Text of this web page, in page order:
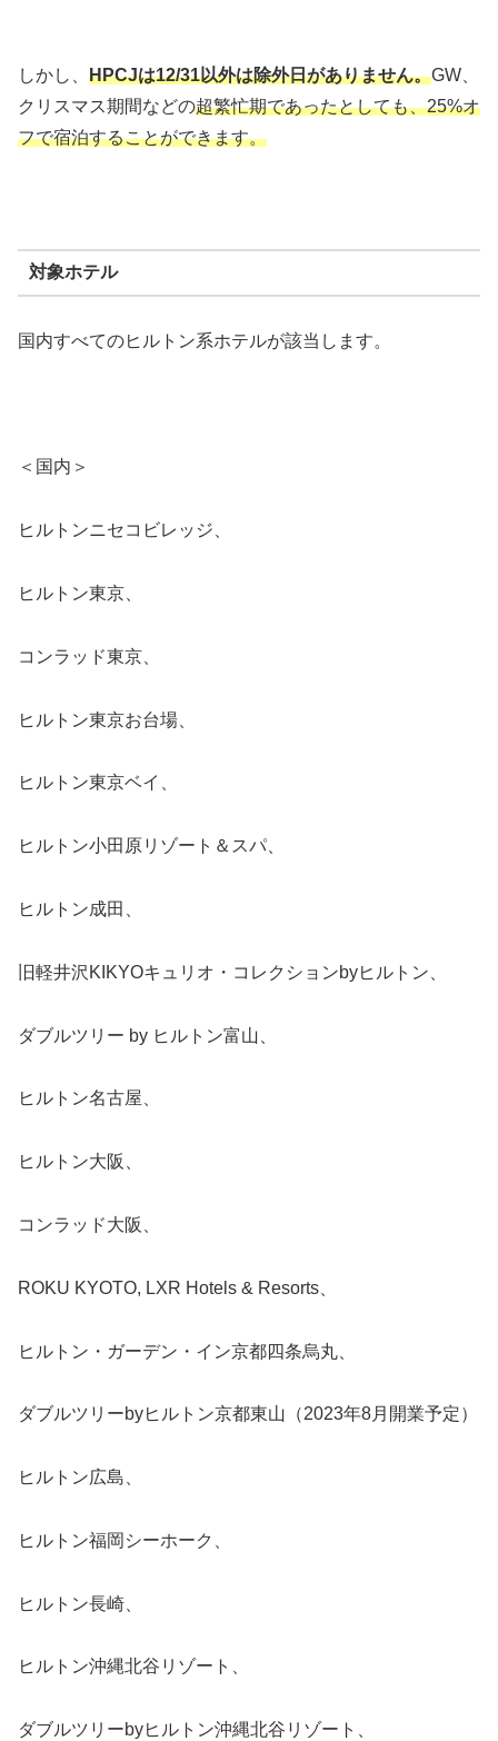
しかし、 HPCJは12/31以外は除外日がありません。GW、
クリスマス期間などの超繁忙期であったとしても、25%オ
フで宿泊することができます。
対象ホテル
国内すべてのヒルトン系ホテルが該当します。
＜国内＞
ヒルトンニセコビレッジ、
ヒルトン東京、
コンラッド東京、
ヒルトン東京お台場、
ヒルトン東京ベイ、
ヒルトン小田原リゾート＆スパ、
ヒルトン成田、
旧軽井沢KIKYOキュリオ・コレクションbyヒルトン、
ダブルツリー by ヒルトン富山、
ヒルトン名古屋、
ヒルトン大阪、
コンラッド大阪、
ROKU KYOTO, LXR Hotels & Resorts、
ヒルトン・ガーデン・イン京都四条烏丸、
ダブルツリーbyヒルトン京都東山（2023年8月開業予定）
ヒルトン広島、
ヒルトン福岡シーホーク、
ヒルトン長崎、
ヒルトン沖縄北谷リゾート、
ダブルツリーbyヒルトン沖縄北谷リゾート、